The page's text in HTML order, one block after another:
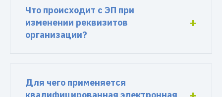
Что происходит с ЭП при
изменении реквизитов
организации?
Для чего применяется